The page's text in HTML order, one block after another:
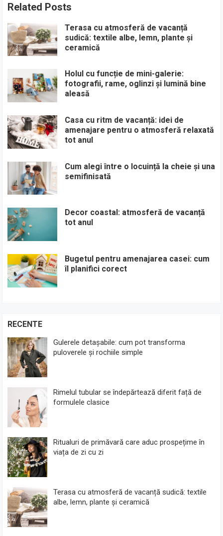
Related Posts
Terasa cu atmosferă de vacanță
sudică: textile albe, lemn, plante și
ceramică
Holul cu funcție de mini-galerie:
fotografii, rame, oglinzi și lumină bine
aleasă
Casa cu ritm de vacanță: idei de
amenajare pentru o atmosferă relaxată
tot anul
Cum alegi între o locuință la cheie și una
semifinisată
Decor coastal: atmosferă de vacanță
tot anul
Bugetul pentru amenajarea casei: cum
îl planifici corect
RECENTE
Gulerele detașabile: cum pot transforma
puloverele și rochiile simple
Rimelul tubular se îndepărtează diferit față de
formulele clasice
Ritualuri de primăvară care aduc prospețime în
viața de zi cu zi
Terasa cu atmosferă de vacanță sudică: textile
albe, lemn, plante și ceramică